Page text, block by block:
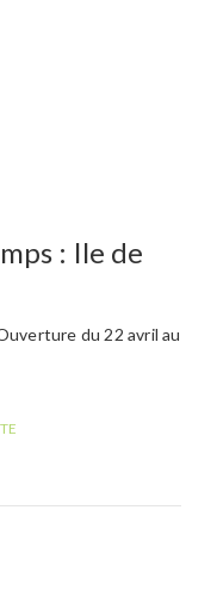
: Ile de
du 22 avril au